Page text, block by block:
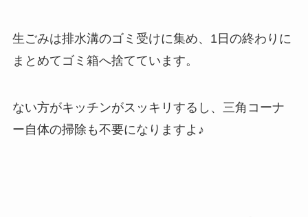
生ごみは排水溝のゴミ受けに集め、1日の終わりに
まとめてゴミ箱へ捨てています。
ない方がキッチンがスッキリするし、三角コーナ
ー自体の掃除も不要になりますよ♪